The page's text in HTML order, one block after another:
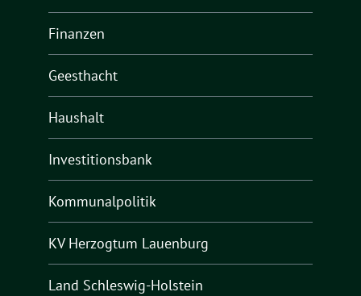
Finanzen
Geesthacht
Haushalt
Investitionsbank
Kommunalpolitik
KV Herzogtum Lauenburg
Land Schleswig-Holstein